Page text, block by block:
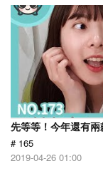
先等等！今年還有
# 165
2019-04-26 01:00